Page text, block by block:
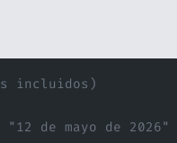
incluidos)
de mayo de 2026"